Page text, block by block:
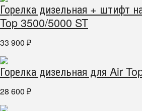
Горелка дизельная + штифт
Top 3500/5000 ST
33 900 ₽
Горелка дизельная для Air
28 600 ₽